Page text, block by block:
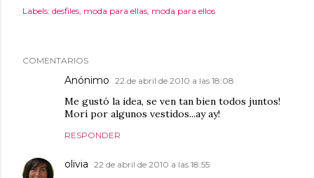
Labels: desfiles moda para ellas moda para ellos
COMENTARIOS
Anónimo 22 de abril de 2010 a las 18:08
Me gustó la idea, se ven tan bien todos juntos!
Morí por algunos vestidos...ay ay!
RESPONDER
olivia 22 de abril de 2010 a las 18:55